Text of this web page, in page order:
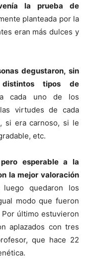
la prueba de
planteada por la
eran más dulces y
degustaron, sin
tipos de
cada uno de los
virtudes de cada
si era carnoso, si le
etc.
esperable a la
la mejor valoración
luego quedaron los
modo que fueron
último estuvieron
aplazados con tres
que hace 22